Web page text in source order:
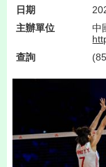
日期
主辦單位
中
查詢